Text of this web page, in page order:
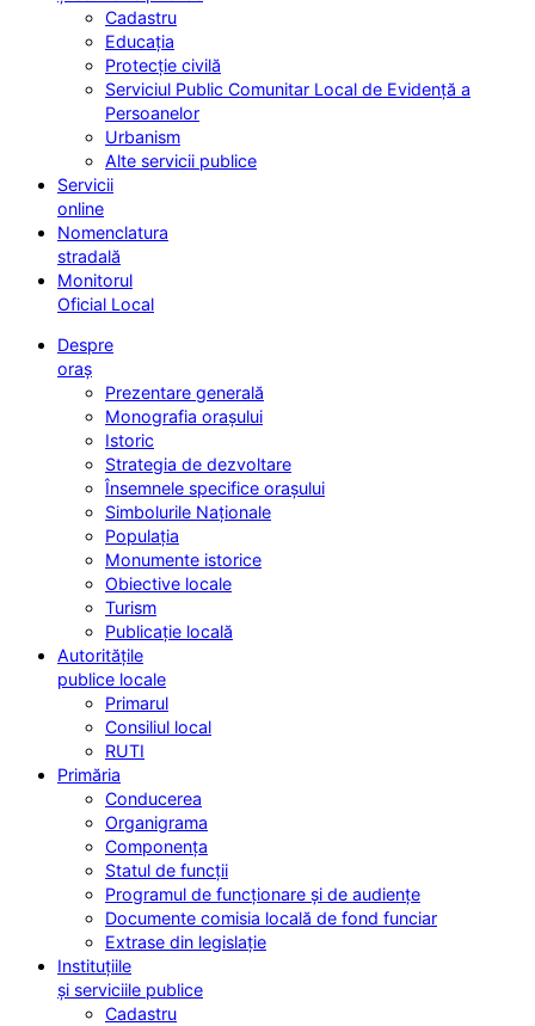
Cadastru
Educația
Protecție civilă
Serviciul Public Comunitar Local de Evidență a
Persoanelor
Urbanism
Alte servicii publice
Servicii
online
Nomenclatura
stradală
Monitorul
Oficial Local
Despre
oraș
Prezentare generală
Monografia orașului
Istoric
Strategia de dezvoltare
Însemnele specifice orașului
Simbolurile Naționale
Populația
Monumente istorice
Obiective locale
Turism
Publicație locală
Autoritățile
publice locale
Primarul
Consiliul local
RUTI
Primăria
Conducerea
Organigrama
Componența
Statul de funcții
Programul de funcționare și de audiențe
Documente comisia locală de fond funciar
Extrase din legislație
Instituțiile
și serviciile publice
Cadastru